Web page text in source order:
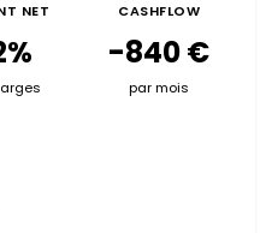
NET CASHFLOW
-840 €
par mois